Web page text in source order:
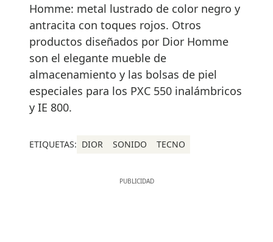
Homme: metal lustrado de color negro y
antracita con toques rojos. Otros
productos diseñados por Dior Homme
son el elegante mueble de
almacenamiento y las bolsas de piel
especiales para los PXC 550 inalámbricos
y IE 800.
ETIQUETAS: DIOR SONIDO TECNO